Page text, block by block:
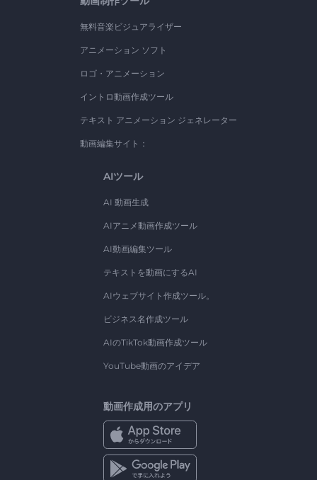
無料音楽ビジュアライザー
アニメーション ソフト
ロゴ・アニメーション
イントロ動画作成ツール
テキスト アニメーション ジェネレーター
動画編集サイト：
AIツール
AI 動画生成
AIアニメ動画作成ツール
AI動画編集ツール
テキストを動画にするAI
AIウェブサイト作成ツール。
ビジネス名作成ツール
AIのTikTok動画作成ツール
YouTube動画のアイデア
動画作成用のアプリ